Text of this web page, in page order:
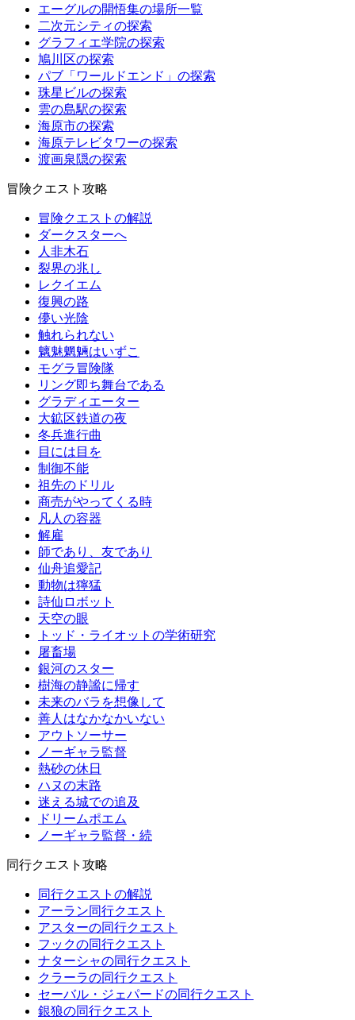
エーグルの開悟集の場所一覧
二次元シティの探索
グラフィエ学院の探索
鳩川区の探索
パブ「ワールドエンド」の探索
珠星ビルの探索
雲の島駅の探索
海原市の探索
海原テレビタワーの探索
渡画泉隠の探索
冒険クエスト攻略
冒険クエストの解説
ダークスターへ
人非木石
裂界の兆し
レクイエム
復興の路
儚い光陰
触れられない
魑魅魍魎はいずこ
モグラ冒険隊
リング即ち舞台である
グラディエーター
大鉱区鉄道の夜
冬兵進行曲
目には目を
制御不能
祖先のドリル
商売がやってくる時
凡人の容器
解雇
師であり、友であり
仙舟追愛記
動物は獰猛
詩仙ロボット
天空の眼
トッド・ライオットの学術研究
屠畜場
銀河のスター
樹海の静謐に帰す
未来のバラを想像して
善人はなかなかいない
アウトソーサー
ノーギャラ監督
熱砂の休日
ハヌの末路
迷える城での追及
ドリームポエム
ノーギャラ監督・続
同行クエスト攻略
同行クエストの解説
アーラン同行クエスト
アスターの同行クエスト
フックの同行クエスト
ナターシャの同行クエスト
クラーラの同行クエスト
セーバル・ジェパードの同行クエスト
銀狼の同行クエスト